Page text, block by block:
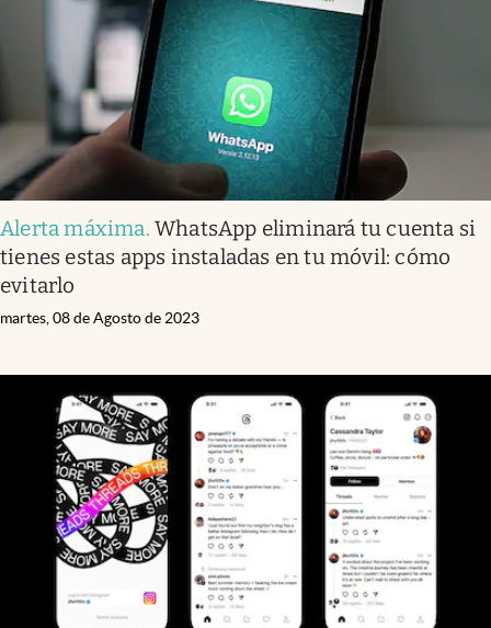
Alerta máxima.WhatsApp eliminará tu cuenta si
tienes estas apps instaladas en tu móvil: cómo
evitarlo
martes, 08 de Agosto de 2023